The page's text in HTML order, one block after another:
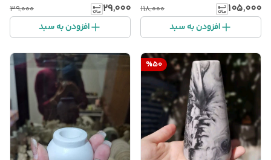
۱۰۵٬۰۰۰ ۱۱۸٬۰۰۰
افزودن به سبد
۲۹٬۰۰۰ ۳۹٬۰۰۰
افزودن به سبد
%50